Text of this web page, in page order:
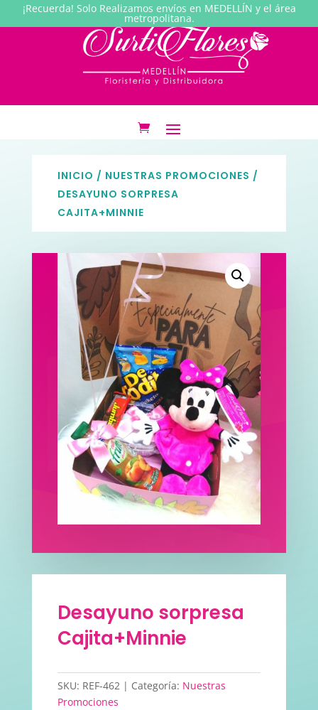
¡Recuerda! Solo Realizamos envíos en MEDELLÍN y el área
metropolitana.
INICIO / NUESTRAS PROMOCIONES /
DESAYUNO SORPRESA
CAJITA+MINNIE
Desayuno sorpresa
Cajita+Minnie
SKU: REF-462 Categoría: Nuestras
Promociones